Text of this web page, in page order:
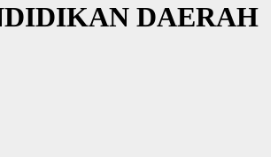
DAERAH